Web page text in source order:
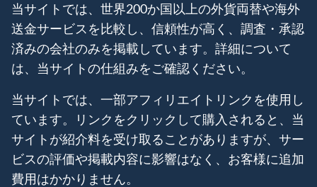
当サイトでは、世界200か国以上の外貨両替や海外
送金サービスを比較し、信頼性が高く、調査・承認
済みの会社のみを掲載しています。詳細について
は、当サイトの仕組みをご確認ください。
当サイトでは、一部アフィリエイトリンクを使用し
ています。リンクをクリックして購入されると、当
サイトが紹介料を受け取ることがありますが、サー
ビスの評価や掲載内容に影響はなく、お客様に追加
費用はかかりません。